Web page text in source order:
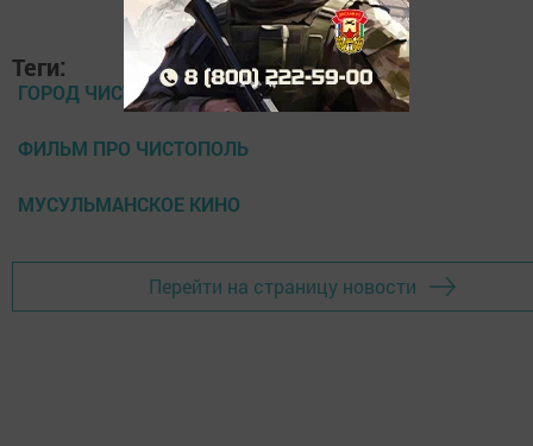
Теги:
ГОРОД ЧИСТОПОЛЬ
ФИЛЬМ ПРО ЧИСТОПОЛЬ
МУСУЛЬМАНСКОЕ КИНО
Перейти на страницу новости